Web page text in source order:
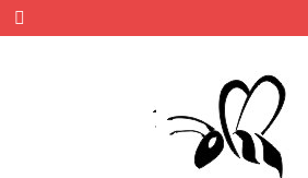
Skip
content